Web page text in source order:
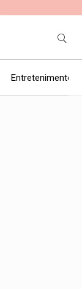
Entretenimento